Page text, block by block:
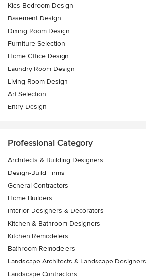
Kids Bedroom Design
Basement Design
Dining Room Design
Furniture Selection
Home Office Design
Laundry Room Design
Living Room Design
Art Selection
Entry Design
Professional Category
Architects & Building Designers
Design-Build Firms
General Contractors
Home Builders
Interior Designers & Decorators
Kitchen & Bathroom Designers
Kitchen Remodelers
Bathroom Remodelers
Landscape Architects & Landscape Designers
Landscape Contractors